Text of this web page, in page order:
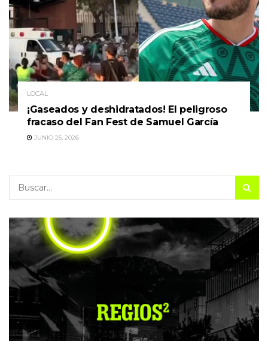
LOCAL
¡Gaseados y deshidratados! El peligroso
fracaso del Fan Fest de Samuel García
JUNIO 25, 2026